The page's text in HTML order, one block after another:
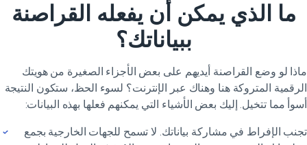
ما الذي يمكن أن يفعله القراصنة
ببياناتك؟
لو وضع القراصنة أيديهم على بعض الأجزاء الصغيرة من هويتك
المتروكة هنا وهناك عبر الإنترنت؟ لسوء الحظ، ستكون النتيجة
مما تتخيل. إليك بعض الأشياء التي يمكنهم فعلها بهذه البيانات:
الإفراط في مشاركة بياناتك. لا تسمح للجهات الخارجية بجمع